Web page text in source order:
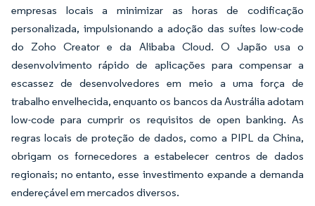
empresas locais a minimizar as horas de codificação
personalizada, impulsionando a adoção das suítes low-code
do Zoho Creator e da Alibaba Cloud. O Japão usa o
desenvolvimento rápido de aplicações para compensar a
escassez de desenvolvedores em meio a uma força de
trabalho envelhecida, enquanto os bancos da Austrália adotam
low-code para cumprir os requisitos de open banking. As
regras locais de proteção de dados, como a PIPL da China,
obrigam os fornecedores a estabelecer centros de dados
regionais; no entanto, esse investimento expande a demanda
endereçável em mercados diversos.